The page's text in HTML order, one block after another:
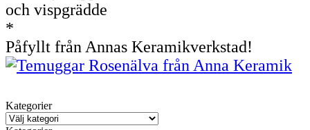
*
Påfyllt från Annas Keramikverkstad!
Kategorier